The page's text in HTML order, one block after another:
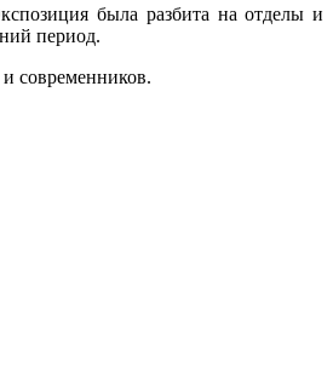
была разбита на отделы и
период.
современников.